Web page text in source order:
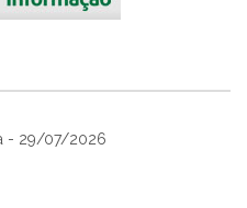
- 29/07/2026